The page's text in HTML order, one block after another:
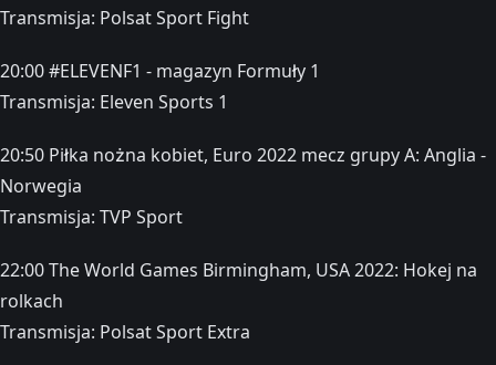
Transmisja: Polsat Sport Fight
20:00 #ELEVENF1 - magazyn Formuły 1
Transmisja: Eleven Sports 1
20:50 Piłka nożna kobiet, Euro 2022 mecz grupy A: Anglia -
Norwegia
Transmisja: TVP Sport
22:00 The World Games Birmingham, USA 2022: Hokej na
rolkach
Transmisja: Polsat Sport Extra